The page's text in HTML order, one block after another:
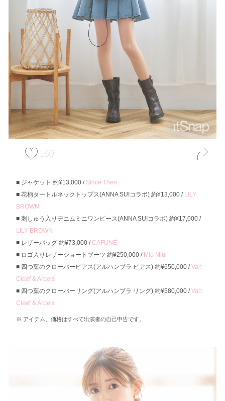
160
ジャケット 約¥13,000 / Since Then
花柄タートルネックトップス(ANNA SUIコラボ) 約¥13,000 / LILY
BROWN
刺しゅう入りデニムミニワンピース(ANNA SUIコラボ) 約¥17,000 /
LILY BROWN
レザーバッグ 約¥73,000 /CAFUNÉ
ロゴ入りレザーショートブーツ 約¥250,000 / Miu Miu
四つ葉のクローバーピアス(アルハンブラ ピアス) 約¥650,000 /Van
Cleef & Arpels
四つ葉のクローバーリング(アルハンブラ リング) 約¥580,000 /Van
Cleef & Arpels
アイテム、価格はすべて出演者の自己申告です。